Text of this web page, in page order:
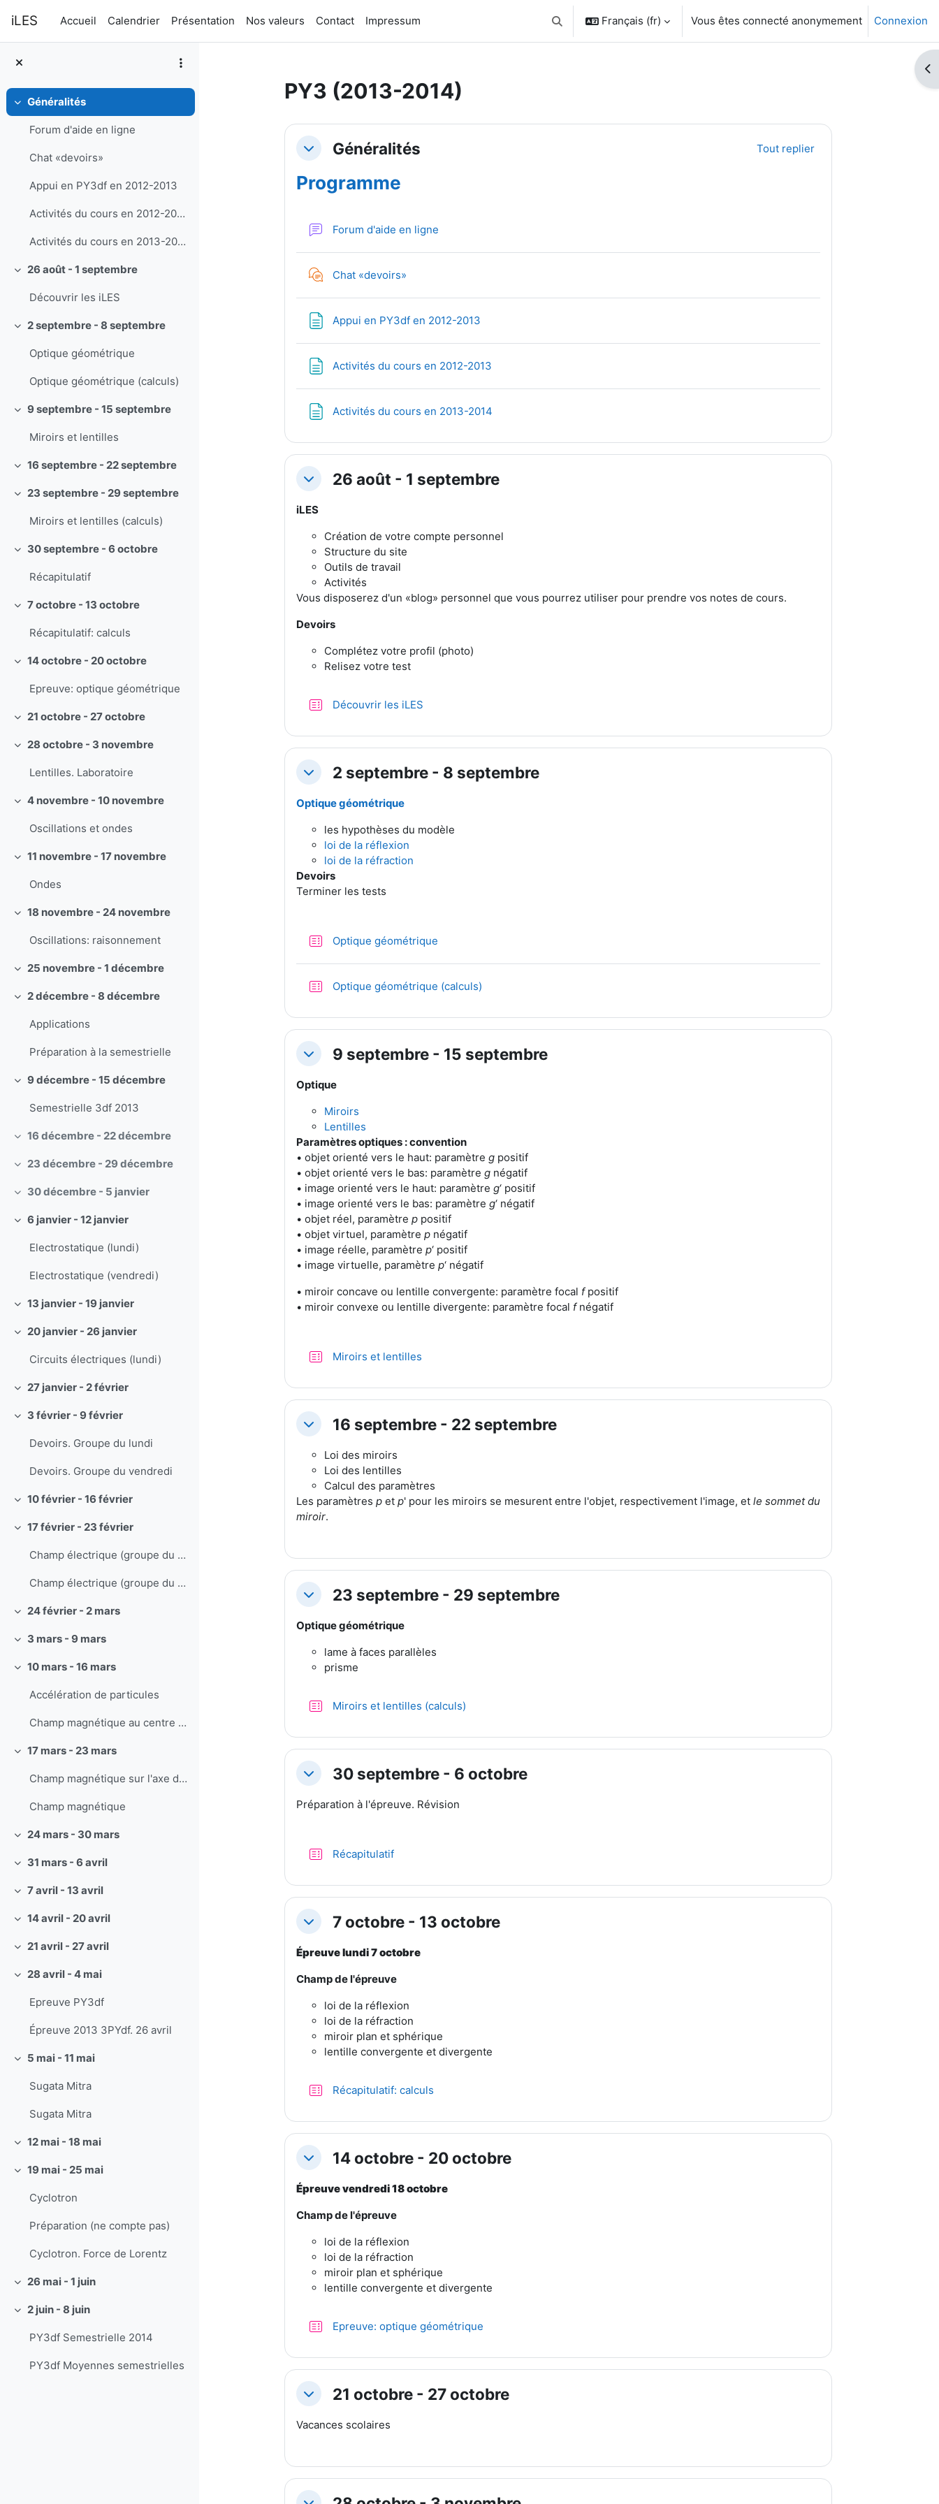
iLES Accueil Calendrier Présentation Nos valeurs Contact Impressum Activer/désactiver la saisie de recherche
Français ‎(fr)‎ Vous êtes connecté anonymement Connexion
Replier
Généralités
Forum d'aide en ligne
Chat «devoirs»
Appui en PY3df en 2012-2013
Activités du cours en 2012-2013
Activités du cours en 2013-2014
Replier
26 août - 1 septembre
Découvrir les iLES
Replier
2 septembre - 8 septembre
Optique géométrique
Optique géométrique (calculs)
Replier
9 septembre - 15 septembre
Miroirs et lentilles
Replier
16 septembre - 22 septembre
Replier
23 septembre - 29 septembre
Miroirs et lentilles (calculs)
Replier
30 septembre - 6 octobre
Récapitulatif
Replier
7 octobre - 13 octobre
Récapitulatif: calculs
Replier
14 octobre - 20 octobre
Epreuve: optique géométrique
Replier
21 octobre - 27 octobre
Replier
28 octobre - 3 novembre
Lentilles. Laboratoire
Replier
4 novembre - 10 novembre
Oscillations et ondes
Replier
11 novembre - 17 novembre
Ondes
Replier
18 novembre - 24 novembre
Oscillations: raisonnement
Replier
25 novembre - 1 décembre
Replier
2 décembre - 8 décembre
Applications
Préparation à la semestrielle
Replier
9 décembre - 15 décembre
Semestrielle 3df 2013
Replier
16 décembre - 22 décembre
Replier
23 décembre - 29 décembre
Replier
30 décembre - 5 janvier
Replier
6 janvier - 12 janvier
Electrostatique (lundi)
Electrostatique (vendredi)
Replier
13 janvier - 19 janvier
Replier
20 janvier - 26 janvier
Circuits électriques (lundi)
Replier
27 janvier - 2 février
Replier
3 février - 9 février
Devoirs. Groupe du lundi
Devoirs. Groupe du vendredi
Replier
10 février - 16 février
Replier
17 février - 23 février
Champ électrique (groupe du lundi, compte double)
Champ électrique (groupe du vendredi, compte double)
Replier
24 février - 2 mars
Replier
3 mars - 9 mars
Replier
10 mars - 16 mars
Accélération de particules
Champ magnétique au centre d'une bobine
Replier
17 mars - 23 mars
Champ magnétique sur l'axe d'un aimant dipolaire
Champ magnétique
Replier
24 mars - 30 mars
Replier
31 mars - 6 avril
Replier
7 avril - 13 avril
Replier
14 avril - 20 avril
Replier
21 avril - 27 avril
Replier
28 avril - 4 mai
Epreuve PY3df
Épreuve 2013 3PYdf. 26 avril
Replier
5 mai - 11 mai
Sugata Mitra
Sugata Mitra
Replier
12 mai - 18 mai
Replier
19 mai - 25 mai
Cyclotron
Préparation (ne compte pas)
Cyclotron. Force de Lorentz
Replier
26 mai - 1 juin
Replier
2 juin - 8 juin
PY3df Semestrielle 2014
PY3df Moyennes semestrielles
PY3 (2013-2014)
Résumé de section
ReplierGénéralités Tout replier
Programme
Forum d'aide en ligne
Chat «devoirs»
Appui en PY3df en 2012-2013Page
Activités du cours en 2012-2013Page
Activités du cours en 2013-2014Page
Replier26 août - 1 septembre
iLES
Création de votre compte personnel
Structure du site
Outils de travail
Activités
Vous disposerez d'un «blog» personnel que vous pourrez utiliser pour prendre vos notes de cours.
Devoirs
Complétez votre profil (photo)
Relisez votre test
Découvrir les iLESTest
Replier2 septembre - 8 septembre
Optique géométrique
les hypothèses du modèle
loi de la réflexion
loi de la réfraction
Devoirs
Terminer les tests
Optique géométriqueTest
Optique géométrique (calculs)Test
Replier9 septembre - 15 septembre
Optique
Miroirs
Lentilles
Paramètres optiques : convention
• objet orienté vers le haut: paramètre gpositif
• objet orienté vers le bas: paramètre gnégatif
• image orienté vers le haut: paramètre g‘ positif
• image orienté vers le bas: paramètre g‘ négatif
• objet réel, paramètre ppositif
• objet virtuel, paramètre pnégatif
• image réelle, paramètre p‘ positif
• image virtuelle, paramètre p‘ négatif
• miroir concave ou lentille convergente: paramètre focal fpositif
• miroir convexe ou lentille divergente: paramètre focal fnégatif
Miroirs et lentillesTest
Replier16 septembre - 22 septembre
Loi des miroirs
Loi des lentilles
Calcul des paramètres
Les paramètres pet p' pour les miroirs se mesurent entre l'objet, respectivement l'image, et le sommet du
miroir.
Replier23 septembre - 29 septembre
Optique géométrique
lame à faces parallèles
prisme
Miroirs et lentilles (calculs)Test
Replier30 septembre - 6 octobre
Préparation à l'épreuve. Révision
RécapitulatifTest
Replier7 octobre - 13 octobre
Épreuve lundi 7 octobre
Champ de l'épreuve
loi de la réflexion
loi de la réfraction
miroir plan et sphérique
lentille convergente et divergente
Récapitulatif: calculsTest
Replier14 octobre - 20 octobre
Épreuve vendredi 18 octobre
Champ de l'épreuve
loi de la réflexion
loi de la réfraction
miroir plan et sphérique
lentille convergente et divergente
Epreuve: optique géométriqueTest
Replier21 octobre - 27 octobre
Vacances scolaires